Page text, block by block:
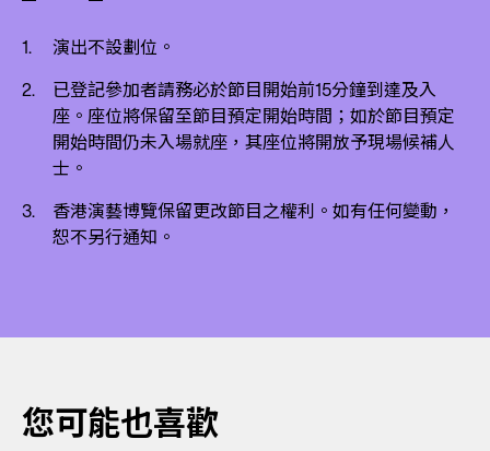
演出不設劃位。
已登記參加者請務必於節目開始前15分鐘到達及入
座。座位將保留至節目預定開始時間；如於節目預定
開始時間仍未入場就座，其座位將開放予現場候補人
士。
香港演藝博覽保留更改節目之權利。如有任何變動，
恕不另行通知。
您可能也喜歡